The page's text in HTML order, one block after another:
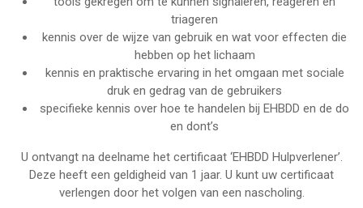
triageren
kennis over de wijze van gebruik en wat voor effecten die
hebben op het lichaam
kennis en praktische ervaring in het omgaan met sociale
druk en gedrag van de gebruikers
specifieke kennis over hoe te handelen bij EHBDD en de do
en dont’s
U ontvangt na deelname het certificaat ‘EHBDD Hulpverlener’.
Deze heeft een geldigheid van 1 jaar. U kunt uw certificaat
verlengen door het volgen van een nascholing.